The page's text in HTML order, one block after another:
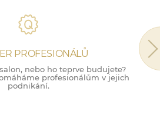
PROFESIONÁLŮ
nebo ho teprve budujete?
profesionálům v jejich
podnikání.